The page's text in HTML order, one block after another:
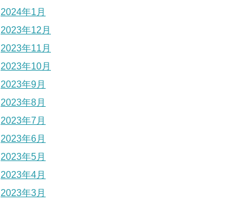
2024年1月
2023年12月
2023年11月
2023年10月
2023年9月
2023年8月
2023年7月
2023年6月
2023年5月
2023年4月
2023年3月